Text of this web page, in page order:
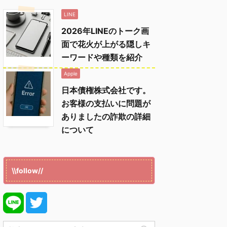
LINE
2026年LINEのトーク画
面で花火が上がる隠しキ
ーワードや種類を紹介
Apple
日本債権株式会社です。
お客様の支払いに問題が
ありましたの詐欺の詳細
について
\\follow//